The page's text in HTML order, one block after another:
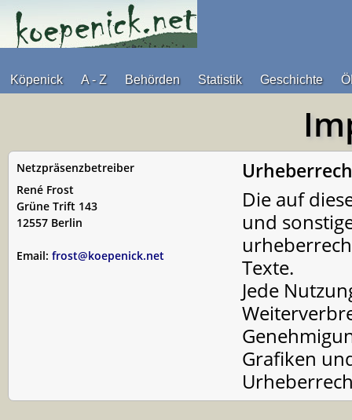
Köpenick A - Z Behörden Statistik Geschichte
Netzpräsenzbetreiber
René Frost
Grüne Trift 143
12557 Berlin
Email: frost@koepenick.net
Die auf
und
Texte.
Jede
Grafiken